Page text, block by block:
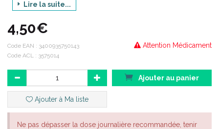
Ce médicament est indiqué chez les adultes et les enfants âgés
de plus de 6 ans.
Lire la suite...
4,50€
Attention Médicament
Code EAN : 3400935750143
Code ACL : 3575014
Ajouter au panier
Ajouter à Ma liste
Ne pas dépasser la dose journalière recommandée, tenir